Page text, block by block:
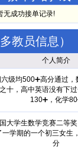
无成功接单记录!
教员信息 ）
个人简介
级均500➕高分通过
十，高中英语没有下
130➕，化学
大学生数学竞赛二等
一学期的一个初三女生
分